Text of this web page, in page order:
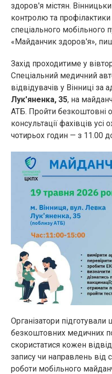
здоров'я містян.
контролю та
спеціального мобільного
«Майданчик здоров'я»,
Захід проходитиме у
Спеціальний медичний
відвідувачів у Вінниці за
Лук'яненка, 35, на
АТБ. Пройти безкоштовні
консультації фахівців
чотирьох годин — з 11.00
Організатори
безкоштовних медичних
скористатися кожен
запису чи направлень від
роботи мобільного